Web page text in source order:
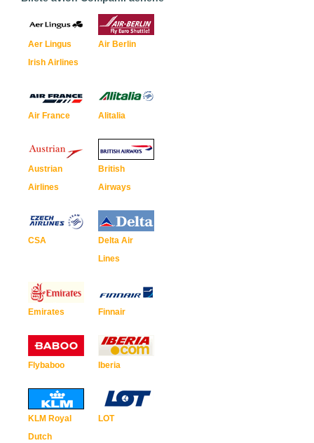
Aer Lingus
Irish Airlines
Air Berlin
Air France Alitalia
Austrian
Airlines
British
Airways
CSA
Delta Air
Lines
Emirates Finnair
Flybaboo Iberia
KLM Royal
Dutch
LOT